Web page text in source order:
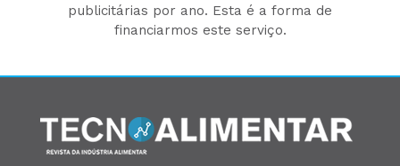
publicitárias por ano. Esta é a forma de
financiarmos este serviço.